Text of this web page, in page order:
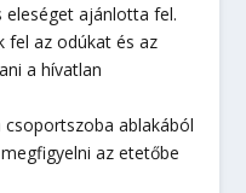
eleséget ajánlotta fel.
fel az odúkat és az
a hívatlan
ablakából
az etetőbe